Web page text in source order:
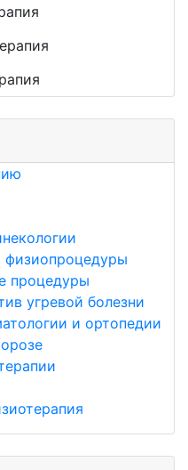
процедуры
угревой болезни
и ортопедии